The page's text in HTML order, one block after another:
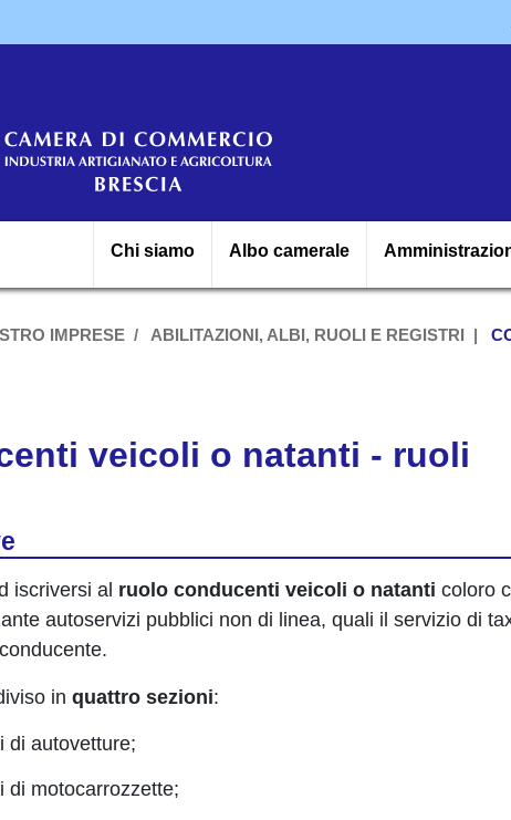
al
Chi siamo Albo camerale
IMPRESE ABILITAZIONI, ALBI, RUOLI E REGISTRI
veicoli o natanti - ruoli
iscriversi al ruolo conducenti veicoli o natanti coloro
autoservizi pubblici non di linea, quali il servizio di
in quattro sezioni:
di autovetture;
di motocarrozzette;